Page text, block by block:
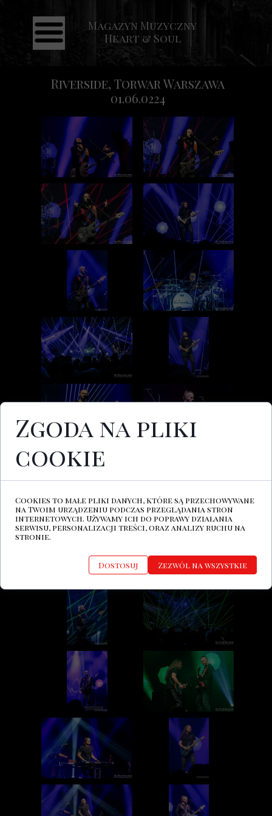
Strona główna
Aktualności
Galeria
Kontakt
Magazyn Muzyczny
Heart & Soul
Riverside, Torwar Warszawa
01.06.0224
Zgoda na pliki
cookie
Cookies to małe pliki danych, które są przechowywane
na Twoim urządzeniu podczas przeglądania stron
internetowych. Używamy ich do poprawy działania
serwisu, personalizacji treści, oraz analizy ruchu na
stronie.
Dostosuj Zezwól na wszystkie